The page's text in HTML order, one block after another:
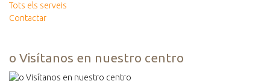
Tots els serveis
Contactar
o Visítanos en nuestro centro